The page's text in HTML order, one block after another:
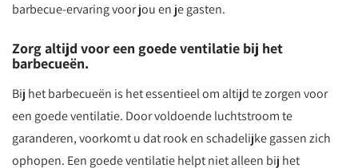
barbecue-ervaring voor jou en je gasten.
Zorg altijd voor een goede ventilatie bij het
barbecueën.
Bij het barbecueën is het essentieel om altijd te zorgen voor
een goede ventilatie. Door voldoende luchtstroom te
garanderen, voorkomt u dat rook en schadelijke gassen zich
ophopen. Een goede ventilatie helpt niet alleen bij het